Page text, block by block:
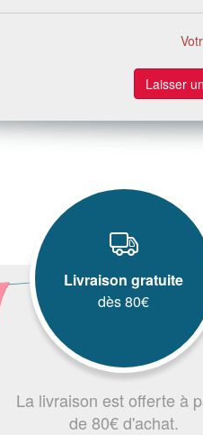
Laisser
Livraison gratuite
dès 80€
La livraison est offerte à
de 80€ d'achat.